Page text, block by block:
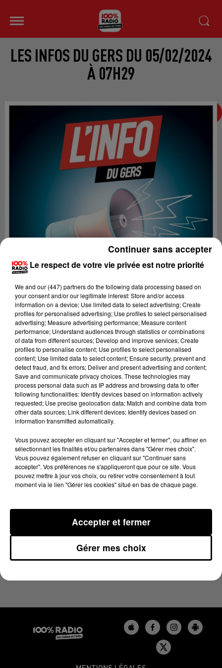
LES INFOS DU GERS DU 05/02/2024
À 07H29
Lecture (4 min 13 sec)
100%
5 février 2024 - 4 min 13 sec
LES INFOS DU GERS DU 05/02/2024 À 07H29
Le respect de votre vie privée est notre priorité
We and our (447) partnersdo the following data processing based on
your consent and/or our legitimate interest: Store and/or access
information on a device; Use limited data to select advertising; Create
profiles for personalised advertising; Use profiles to select personalised
advertising; Measure advertising performance; Measure content
performance; Understand audiences through statistics or combinations
of data from different sources; Develop and improve services; Create
profiles to personalise content; Use profiles to select personalised
content; Use limited data to select content; Ensure security, prevent and
detect fraud, and fix errors; Deliver and present advertising and content;
Save and communicate privacy choices. These technologies may
process personal data such as IP address and browsing data to offer
following functionalities: Identify devices based on information actively
requested; Use precise geolocation data; Match and combine data from
other data sources; Link different devices; Identify devices based on
information transmitted automatically.
Vous pouvez accepter en cliquant sur "Accepter et fermer", ou affiner en
sélectionnant les finalités et/ou partenaires dans "Gérer mes choix".
Vous pouvez également refuser en cliquant sur "Continuer sans
accepter". Vos préférences ne s'appliqueront que pour ce site. Vous
pouvez mettre à jour vos choix, ou retirer votre consentement à tout
moment via le lien "Gérer les cookies" situé en bas de chaque page.
Gérer mes choix
Accepter et fermer
Continuer sans accepter